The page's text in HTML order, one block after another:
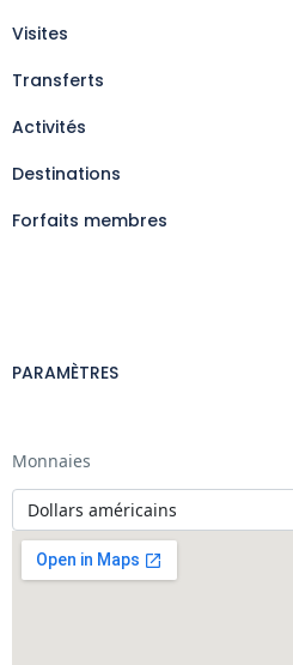
Visites
Transferts
Activités
Destinations
Forfaits membres
PARAMÈTRES
Monnaies